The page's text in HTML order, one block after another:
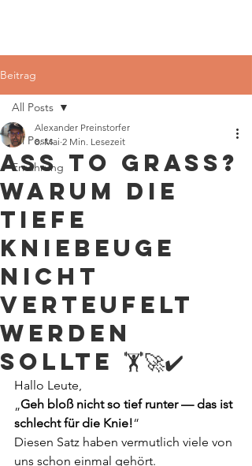
Beitrag
All Posts
Ernährung
All Posts
Ass to Grass?
Warum die
tiefe
Kniebeuge
nicht
verteufelt
werden
sollte 🏋🚀✔️
Alexander Preinstorfer
8. Mai 2 Min. Lesezeit
Hallo Leute,
„Geh bloß nicht so tief runter — das ist
schlecht für die Knie!“
Diesen Satz haben vermutlich viele von
uns schon einmal gehört.